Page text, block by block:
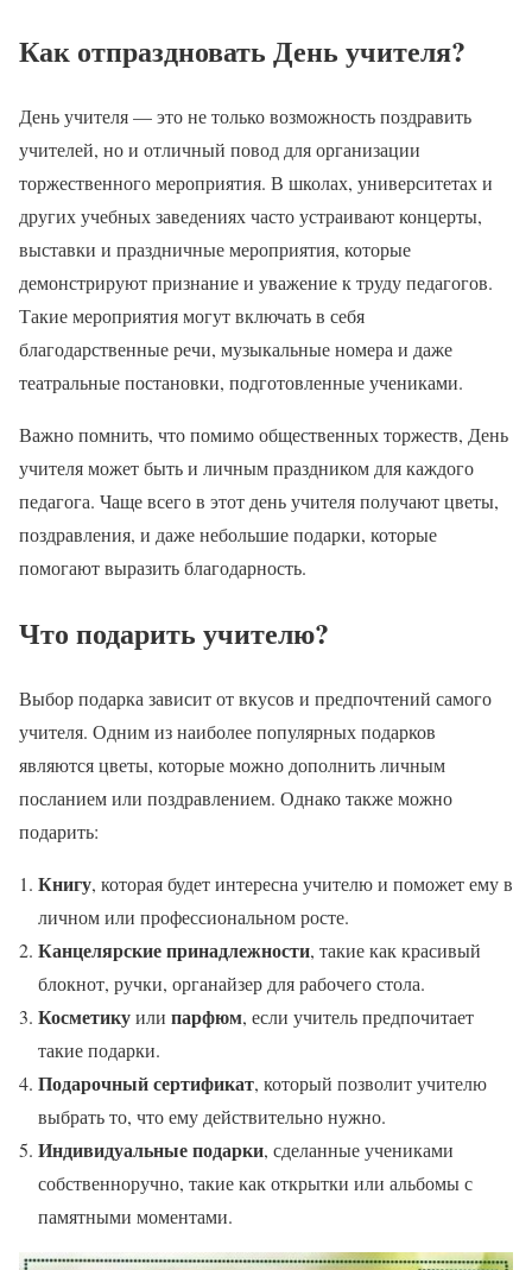
Как отпраздновать День учителя?
День учителя — это не только возможность поздравить
учителей, но и отличный повод для организации
торжественного мероприятия. В школах, университетах и
других учебных заведениях часто устраивают концерты,
выставки и праздничные мероприятия, которые
демонстрируют признание и уважение к труду педагогов.
Такие мероприятия могут включать в себя
благодарственные речи, музыкальные номера и даже
театральные постановки, подготовленные учениками.
Важно помнить, что помимо общественных торжеств, День
учителя может быть и личным праздником для каждого
педагога. Чаще всего в этот день учителя получают цветы,
поздравления, и даже небольшие подарки, которые
помогают выразить благодарность.
Что подарить учителю?
Выбор подарка зависит от вкусов и предпочтений самого
учителя. Одним из наиболее популярных подарков
являются цветы, которые можно дополнить личным
посланием или поздравлением. Однако также можно
подарить:
Книгу, которая будет интересна учителю и поможет ему в
личном или профессиональном росте.
Канцелярские принадлежности, такие как красивый
блокнот, ручки, органайзер для рабочего стола.
Косметикуили парфюм, если учитель предпочитает
такие подарки.
Подарочный сертификат, который позволит учителю
выбрать то, что ему действительно нужно.
Индивидуальные подарки, сделанные учениками
собственноручно, такие как открытки или альбомы с
памятными моментами.